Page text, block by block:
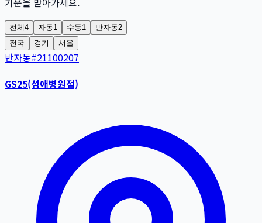
전체4 자동1 수동1 반자동2
전국
경기 서울
반자동#21100207
GS25(성애병원점)